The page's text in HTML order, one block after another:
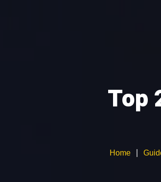
Top
Home